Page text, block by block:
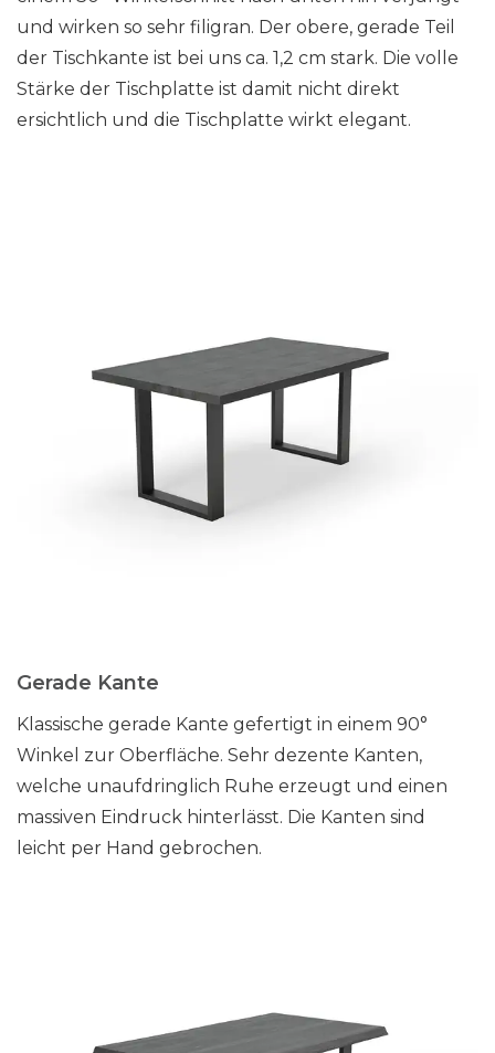
und wirken so sehr filigran. Der obere, gerade Teil
der Tischkante ist bei uns ca. 1,2 cm stark. Die volle
Stärke der Tischplatte ist damit nicht direkt
ersichtlich und die Tischplatte wirkt elegant.
Gerade Kante
Klassische gerade Kante gefertigt in einem 90°
Winkel zur Oberfläche. Sehr dezente Kanten,
welche unaufdringlich Ruhe erzeugt und einen
massiven Eindruck hinterlässt. Die Kanten sind
leicht per Hand gebrochen.